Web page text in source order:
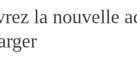
la nouvelle